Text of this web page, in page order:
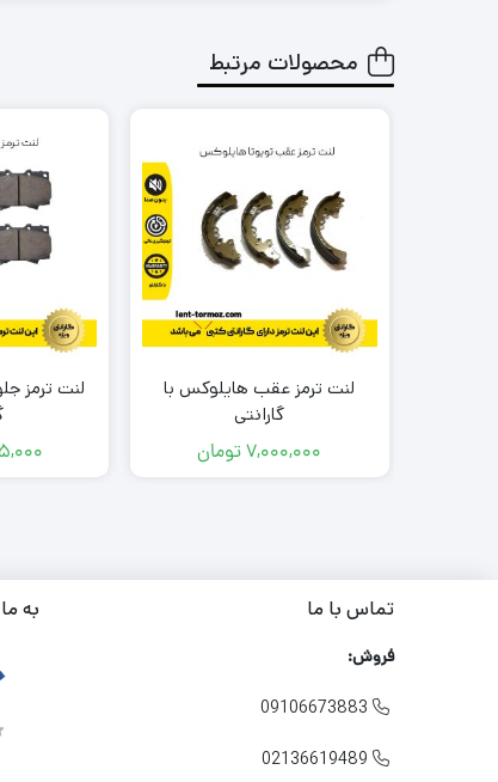
محصولات مرتبط
لنت ترمز عقب هایلوکس با
گارانتی
7,000,000تومان
لنت ترمز
تماس با ما
فروش:

09106673883

02136619489
به